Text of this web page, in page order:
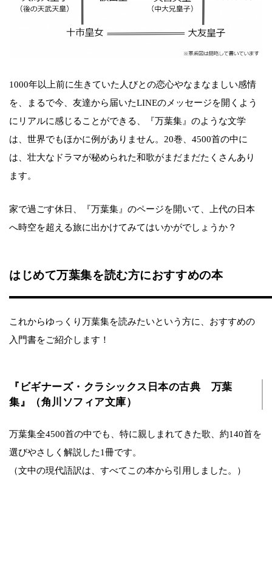
1000年以上前に生きていた人びとの恋心やなまなましい感情
を、まるで今、友達から届いたLINEのメッセージを開くよう
にリアルに感じることができる、『万葉集』のような文学
は、世界でもほかに例がありません。20巻、4500首の中に
は、壮大なドラマが秘められた和歌がまだまだたくさんあり
ます。
家で過ごす休日、『万葉集』のページを開いて、上代の日本
へ時空を超える旅に出かけてみてはいかがでしょうか？
はじめて万葉集を読む方におすすめの本
これからゆっくり万葉集を読みたいという方に、おすすめの
入門書をご紹介します！
『ビギナーズ・クラシックス日本の古典 万葉
集』（角川ソフィア文庫）
万葉集全4500首の中でも、特に親しまれてきた歌、約140首を
選びやさしく解説した1冊です。
（文中の現代語訳は、すべてこの本から引用しました。）